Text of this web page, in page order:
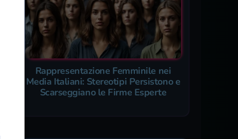
Rappresentazione Femminile nei
Media Italiani: Stereotipi Persistono e
Scarseggiano le Firme Esperte